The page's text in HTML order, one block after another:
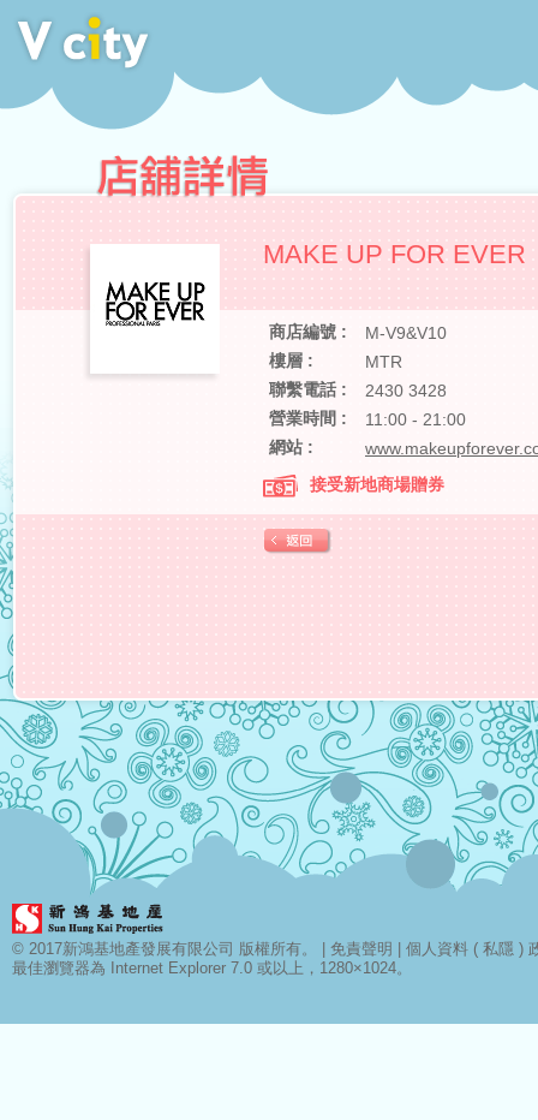
MAKE UP FOR EVER
商店編號 :
M-V9&V10
樓層 :
MTR
聯繫電話 :
2430 3428
營業時間 :
11:00 - 21:00
網站 :
接受新地商場贈券
© 2017新鴻基地產發展有限公司 版權所有。 | 免責聲明
個人資料 ( 私隱 )
最佳瀏覽器為 Internet Explorer 7.0 或以上，1280×1024。